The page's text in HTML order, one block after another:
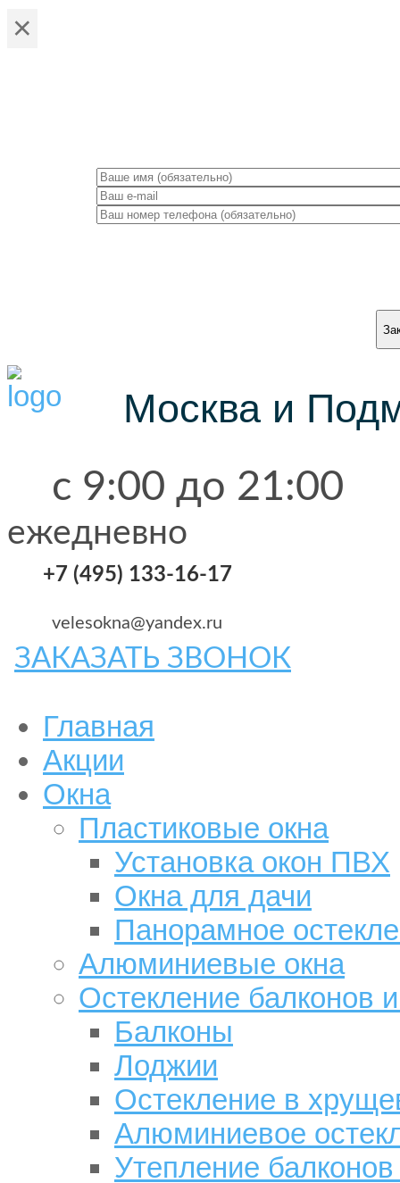
×
Москва и
с 9:00 до 21:00
ежедневно
+7 (495) 133-16-17
velesokna@yandex.ru
ЗАКАЗАТЬ ЗВОНОК
Главная
Акции
Окна
Пластиковые окна
Установка окон ПВХ
Окна для дачи
Панорамное
Алюминиевые окна
Остекление балконов
Балконы
Лоджии
Остекление в
Алюминиевое
Утепление